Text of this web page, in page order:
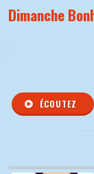
Dimanche
ÉCOUTEZ